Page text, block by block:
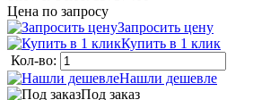
Цена по запросу
Запросить цену
Купить в 1 клик
Кол-во:
Нашли дешевле
Под заказ